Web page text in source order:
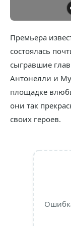
Премьера
состоялась
сыгравшие
Антонелли и
площадке
они так
своих героев.